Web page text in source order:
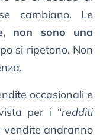
cambiano. Le
non sono una
si ripetono. Non
occasionali e
per i “redditi
vendite andranno